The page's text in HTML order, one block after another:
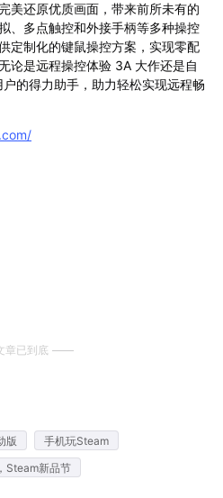
美还原优质画面，带来前所未有的
、多点触控和外接手柄等多种操控
定制化的键鼠操控方案，实现零配
论是远程操控体验 3A 大作还是自
的得力助手，助力轻松实现远程畅
章已到底
版
手机玩Steam
Steam新品节